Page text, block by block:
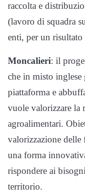
raccolta e
(lavoro di squadra
enti, per un
Moncalieri: il
che in misto inglese
piattaforma e
vuole valorizzare la
agroalimentari.
valorizzazione
una forma
rispondere ai
territorio.